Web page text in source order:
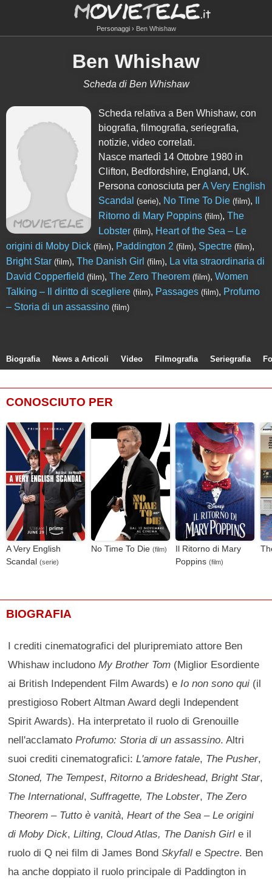
Personaggi Ben Whishaw
Ben Whishaw
Scheda di Ben Whishaw
Scheda relativa a Ben Whishaw, con
biografia, filmografia, seriegrafia,
notizie, video correlati.
Nasce martedì 14 Ottobre 1980 in
Clifton, Bedfordshire, England, UK.
Persona conosciuta perA Very English
Scandal
(serie), No Time To Die (film),
Ritorno di Mary Poppins (film),The
Lobster (film), Heart of the Sea – Le
origini di Moby Dick (film), Paddington 2 (film), Spectre (film),
Bright Star (film), The Danish Girl (film), La vita straordinaria di
David Copperfield (film), The Zero Theorem (film), Women
Talking – Il diritto di scegliere (film), Passages (film), Profumo
– Storia di un assassino (film)
Biografia News a Articoli Video Filmografia Seriegrafia
CONOSCIUTO PER
A Very English
Scandal (serie)
No Time To Die (film)
Il Ritorno di Mary
Poppins (film)
BIOGRAFIA
I crediti cinematografici del pluripremiato attore Ben
Whishaw includonoMy Brother Tom (Miglior Esordiente
ai British Independent Film Awards) e Io non sono qui (il
prestigioso Robert Altman Award degli Independent
Spirit Awards). Ha interpretato il ruolo di Grenouille
nell'acclamatoProfumo: Storia di un assassino. Altri
suoi crediti cinematografici:L'amore fatale, The Pusher,
Stoned, The Tempest,Ritorno a Brideshead,Bright Star,
The International,Suffragette, The Lobster, The Zero
Theorem – Tutto è vanità,Heart of the Sea – Le origini
di Moby Dick,Lilting, Cloud Atlas, The Danish Girl e il
ruolo di Q nei film di James BondSkyfall eSpectre. Ben
ha anche doppiato il ruolo principale di Paddington in